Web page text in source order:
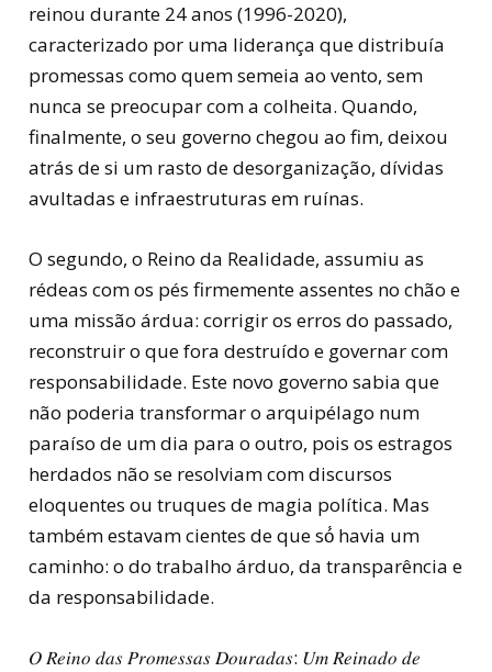
reinou durante 24 anos (1996-2020),
caracterizado por uma liderança que distribuía
promessas como quem semeia ao vento, sem
nunca se preocupar com a colheita. Quando,
finalmente, o seu governo chegou ao fim, deixou
atrás de si um rasto de desorganização, dívidas
avultadas e infraestruturas em ruínas.
O segundo, o Reino da Realidade, assumiu as
rédeas com os pés firmemente assentes no chão e
uma missão árdua: corrigir os erros do passado,
reconstruir o que fora destruído e governar com
responsabilidade. Este novo governo sabia que
não poderia transformar o arquipélago num
paraíso de um dia para o outro, pois os estragos
herdados não se resolviam com discursos
eloquentes ou truques de magia política. Mas
também estavam cientes de que só́ havia um
caminho: o do trabalho árduo, da transparência e
da responsabilidade.
𝑂 𝑅𝑒𝑖𝑛𝑜 𝑑𝑎𝑠 𝑃𝑟𝑜𝑚𝑒𝑠𝑠𝑎𝑠 𝐷𝑜𝑢𝑟𝑎𝑑𝑎𝑠: 𝑈𝑚 𝑅𝑒𝑖𝑛𝑎𝑑𝑜 𝑑𝑒